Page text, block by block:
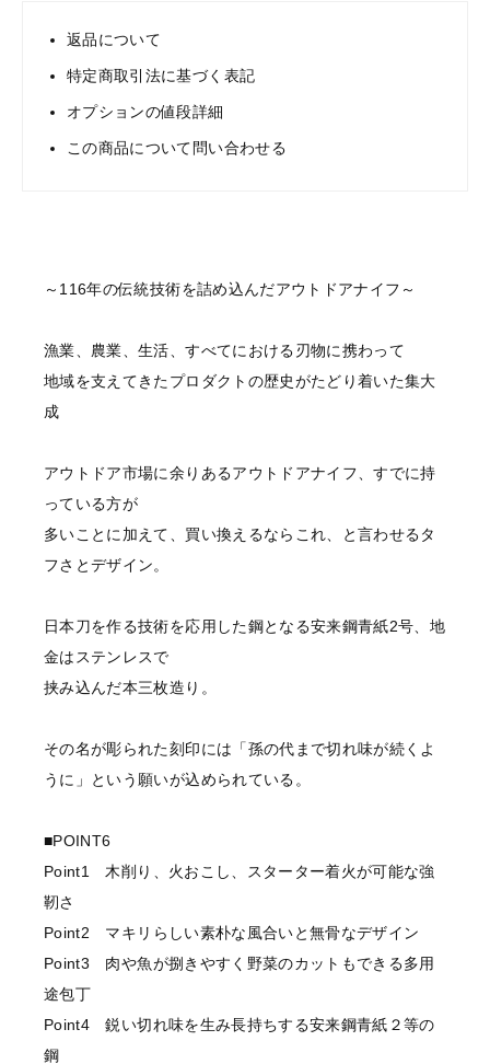
返品について
特定商取引法に基づく表記
オプションの値段詳細
この商品について問い合わせる
～116年の伝統技術を詰め込んだアウトドアナイフ～
漁業、農業、生活、すべてにおける刃物に携わって
地域を支えてきたプロダクトの歴史がたどり着いた集大
成
アウトドア市場に余りあるアウトドアナイフ、すでに持
っている方が
多いことに加えて、買い換えるならこれ、と言わせるタ
フさとデザイン。
日本刀を作る技術を応用した鋼となる安来鋼青紙2号、地
金はステンレスで
挟み込んだ本三枚造り。
その名が彫られた刻印には「孫の代まで切れ味が続くよ
うに」という願いが込められている。
■POINT6
Point1 木削り、火おこし、スターター着火が可能な強
靭さ
Point2 マキリらしい素朴な風合いと無骨なデザイン
Point3 肉や魚が捌きやすく野菜のカットもできる多用
途包丁
Point4 鋭い切れ味を生み長持ちする安来鋼青紙２等の
鋼